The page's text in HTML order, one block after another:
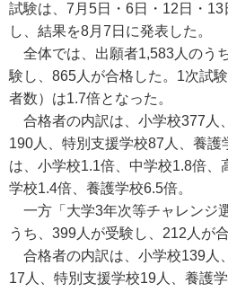
試験は、7月5日・6日・12日・
し、結果を8月7日に発表した。
全体では、出願者1,583人のう
験し、865人が合格した。1次試
者数）は1.7倍となった。
合格者の内訳は、小学校377人
190人、特別支援学校87人、養
は、小学校1.1倍、中学校1.8倍、
学校1.4倍、養護学校6.5倍。
一方「大学3年次等チャレンジ
うち、399人が受験し、212人が
合格者の内訳は、小学校139人
17人、特別支援学校19人、養護